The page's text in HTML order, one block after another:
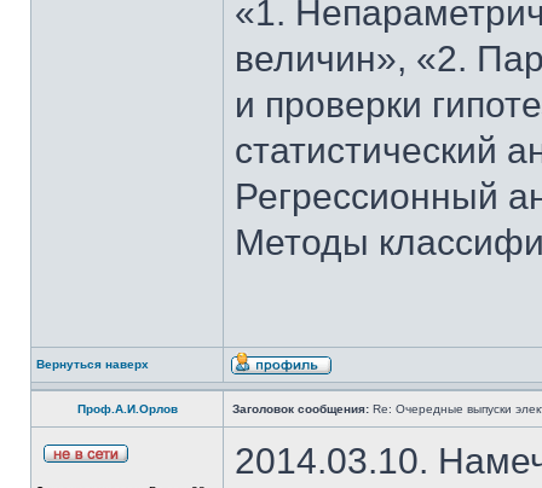
«1.
величин», «2.
и проверки
статистический
Регрессионный
Методы
Вернуться наверх
Проф.А.И.Орлов Заголовок сообщения: Re: Очередные выпуски
2014.03.10.